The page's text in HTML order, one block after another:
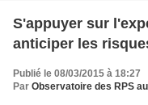
S'appuyer sur
anticiper les
Publié le 08/03/2015 à 18:27
Par Observatoire des RPS